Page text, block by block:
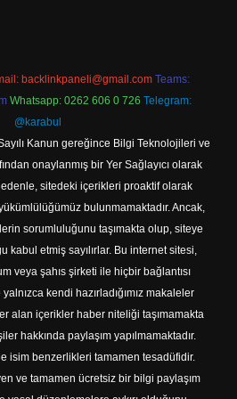
backlinkpaneli@gmail.com Teams:
Whatsapp: 0262 606 0 726 Telegram:
@karabul
Kanun gereğince Bilgi Teknolojileri ve
onaylanmış bir Yer Sağlayıcı olarak
sitedeki içerikleri proaktif olarak
bulunmamaktadır. Ancak,
sorumluluğunu taşımakta olup, siteye
kabul etmiş sayılırlar. Bu internet sitesi,
veya şahıs şirketi ile hiçbir bağlantısı
kendi hazırladığımız makaleler
alan içerikler haber niteliği taşımamakta
hakkında paylaşım yapılmamaktadır.
isim benzerlikleri tamamen tesadüfidir.
ve tamamen ücretsiz bir bilgi paylaşım